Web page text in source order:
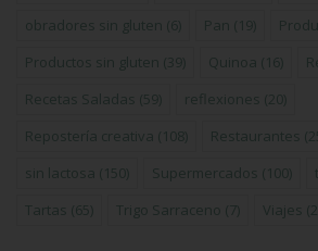
obradores sin gluten (6) Pan (19)
Productos sin gluten (39) Quinoa (16)
Recetas Saladas (59) reflexiones (20)
Repostería creativa (108) Restaurantes
sin lactosa (150) Supermercados (100)
Tartas (65) Trigo Sarraceno (7) Viajes